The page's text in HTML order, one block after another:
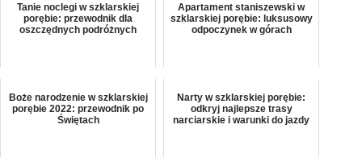
Tanie noclegi w szklarskiej
porębie: przewodnik dla
oszczędnych podróżnych
Apartament staniszewski w
szklarskiej porębie: luksusowy
odpoczynek w górach
Boże narodzenie w szklarskiej
porębie 2022: przewodnik po
Świętach
Narty w szklarskiej porębie:
odkryj najlepsze trasy
narciarskie i warunki do jazdy